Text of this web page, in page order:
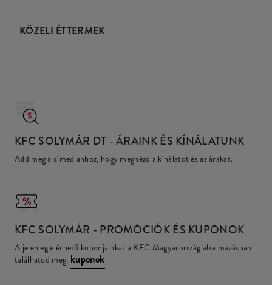
KÖZELI ÉTTERMEK
KFC SOLYMÁR DT - ÁRAINK ÉS KÍNÁLATUNK
Add meg a címed ahhoz, hogy megnézd a kínálatot és az árakat.
KFC SOLYMÁR - PROMÓCIÓK ÉS KUPONOK
A jelenleg elérhető kuponjainkat a KFC Magyarország alkalmazásban
találhatod meg. kuponok